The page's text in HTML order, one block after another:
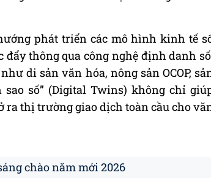
phát triển các mô hình kinh tế
thông qua công nghệ định danh
di sản văn hóa, nông sản OCOP,
số” (Digital Twins) không chỉ
ra thị trường giao dịch toàn cầu cho
chào năm mới 2026